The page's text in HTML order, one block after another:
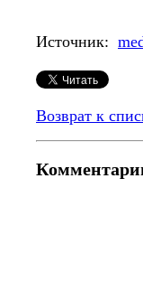
Источник:
Возврат к